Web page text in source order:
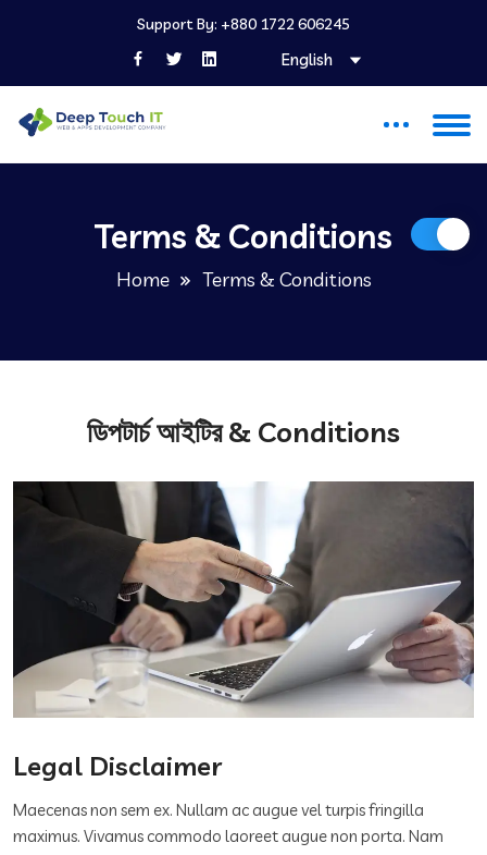
Support By: +880 1722 606245
English
Terms & Conditions
Home Terms & Conditions
ডিপটার্চ আইটির & Conditions
Legal Disclaimer
Maecenas non sem ex. Nullam ac augue vel turpis fringilla
maximus. Vivamus commodo laoreet augue non porta. Nam